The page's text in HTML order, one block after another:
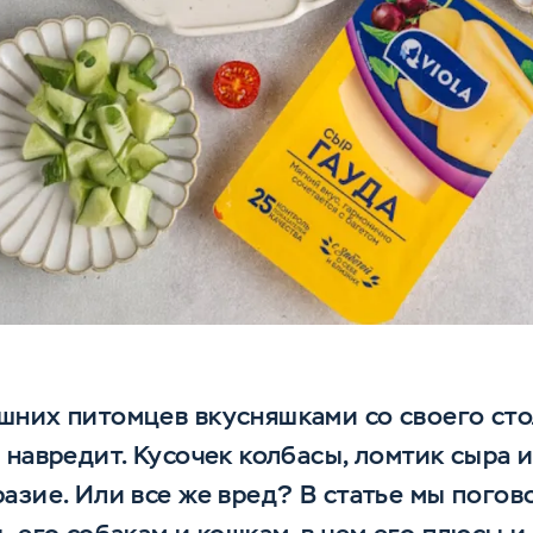
питомцев вкусняшками со своего
Кусочек колбасы, ломтик сыра
Или все же вред? В статье мы